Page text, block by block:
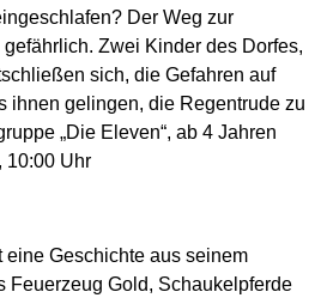
Der Weg zur
Zwei Kinder des Dorfes,
sich, die Gefahren auf
ihnen gelingen, die Regentrude zu
„Die Eleven“, ab 4 Jahren
10:00 Uhr
Geschichte aus seinem
Feuerzeug Gold, Schaukelpferde